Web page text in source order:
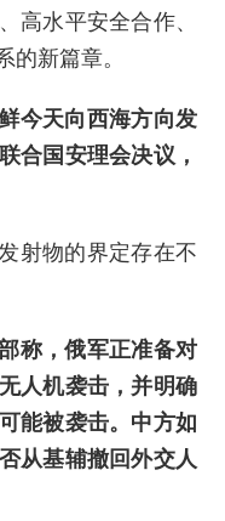
高水平安全合作、
新篇章。
今天向西海方向发
合国安理会决议，
射物的界定存在不
称，俄军正准备对
人机袭击，并明确
能被袭击。中方如
从基辅撤回外交人